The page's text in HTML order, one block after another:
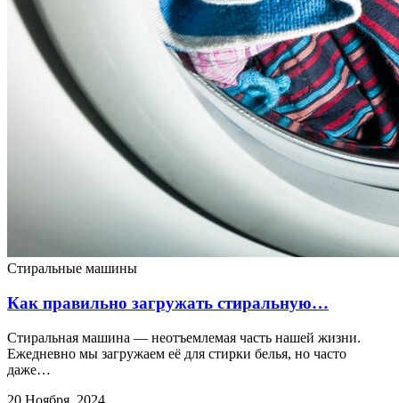
Стиральные машины
Как правильно загружать стиральную…
Стиральная машина — неотъемлемая часть нашей жизни.
Ежедневно мы загружаем её для стирки белья, но часто
даже…
20 Ноября, 2024